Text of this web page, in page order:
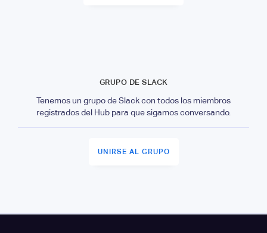
GRUPO DE SLACK
Tenemos un grupo de Slack con todos los miembros
registrados del Hub para que sigamos conversando.
UNIRSE AL GRUPO